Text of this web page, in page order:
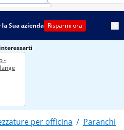
Sua azienda Risparmi ora
-
per officina / Paranchi